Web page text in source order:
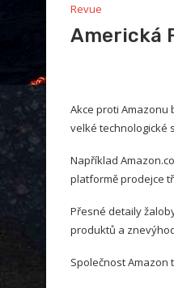
Revue
Americká
Akce proti Amazonu
velké technologické
Například
platformě prodejce
Přesné detaily
produktů a
Společnost Amazon